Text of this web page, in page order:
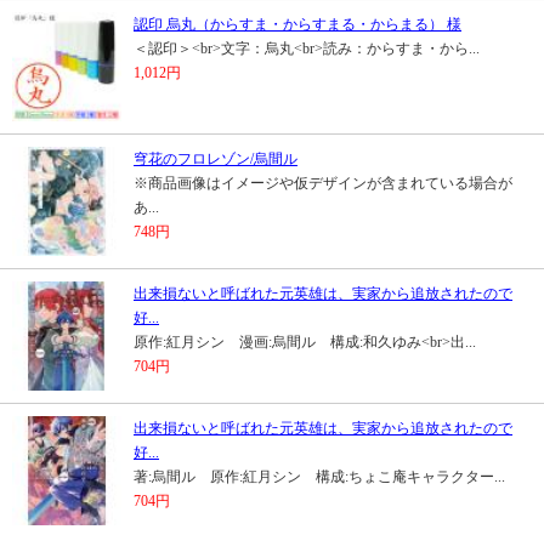
認印 烏丸（からすま・からすまる・からまる） 様
＜認印＞<br>文字：烏丸<br>読み：からすま・から...
1,012円
穹花のフロレゾン/烏間ル
※商品画像はイメージや仮デザインが含まれている場合が
あ...
748円
出来損ないと呼ばれた元英雄は、実家から追放されたので
好...
原作:紅月シン 漫画:烏間ル 構成:和久ゆみ<br>出...
704円
出来損ないと呼ばれた元英雄は、実家から追放されたので
好...
著:烏間ル 原作:紅月シン 構成:ちょこ庵キャラクター...
704円